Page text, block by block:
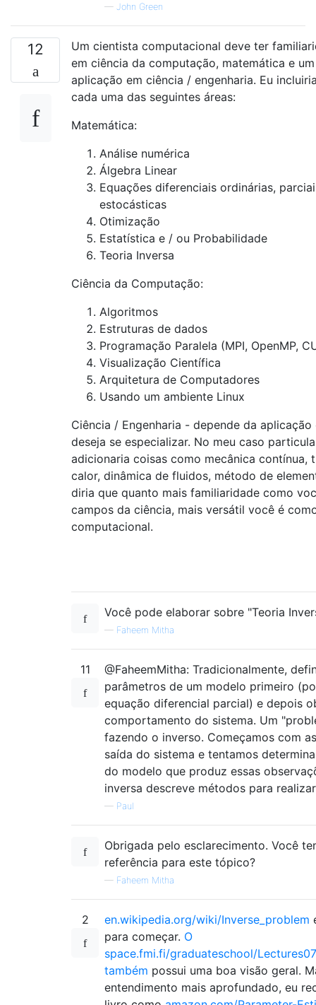
— John Green
12
Um cientista computacional deve ter
em ciência da computação, matemática e
aplicação em ciência / engenharia. Eu
cada uma das seguintes áreas:
Matemática:
Análise numérica
Álgebra Linear
Equações diferenciais ordinárias,
estocásticas
Otimização
Estatística e / ou Probabilidade
Teoria Inversa
Ciência da Computação:
Algoritmos
Estruturas de dados
Programação Paralela (MPI, OpenMP,
Visualização Científica
Arquitetura de Computadores
Usando um ambiente Linux
Ciência / Engenharia - depende da
deseja se especializar. No meu caso
adicionaria coisas como mecânica contínua,
calor, dinâmica de fluidos, método de
diria que quanto mais familiaridade como
campos da ciência, mais versátil você é
computacional.
Você pode elaborar sobre "Teoria
— Faheem Mitha
11
@FaheemMitha: Tradicionalmente,
parâmetros de um modelo primeiro
equação diferencial parcial) e depois
comportamento do sistema. Um
fazendo o inverso. Começamos com
saída do sistema e tentamos
do modelo que produz essas
inversa descreve métodos para
— Paul
Obrigada pelo esclarecimento. Você
referência para este tópico?
— Faheem Mitha
2 en.wikipedia.org/wiki/Inverse_problem
para começar. O
space.fmi.fi/graduateschool/
também possui uma boa visão geral.
entendimento mais aprofundado, eu